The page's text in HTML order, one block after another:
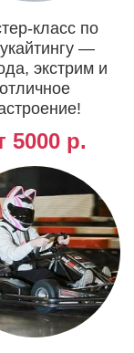
класс по
—
экстрим и
отличное
5000 р.